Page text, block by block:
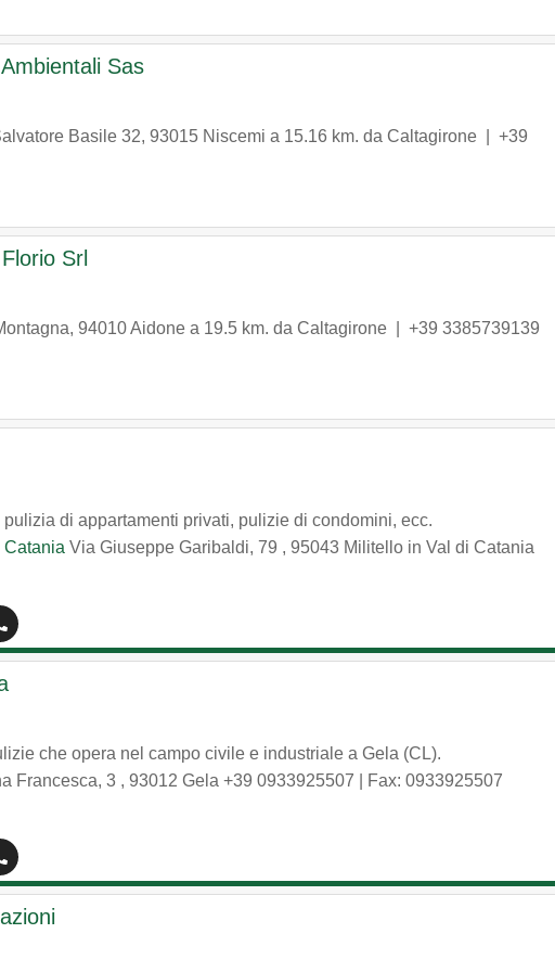
Sas
Basile 32, 93015 Niscemi a 15.16 km. da Caltagirone | +39
Srl
, 94010Aidone a 19.5 km. da Caltagirone | +39 3385739139
di appartamenti privati, pulizie di condomini, ecc.
Catania Via Giuseppe Garibaldi, 79 , 95043 Militello in Val di Catania
che opera nel campo civile e industriale a Gela (CL).
Francesca, 3 , 93012 Gela +39 0933925507 | Fax: 0933925507